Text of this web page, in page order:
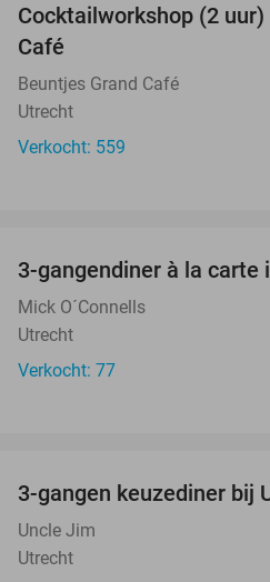
Cocktailworkshop (2
Café
Beuntjes Grand Café
Utrecht
Verkocht: 559
3-gangendiner à la carte
Mick O´Connells
Utrecht
Verkocht: 77
3-gangen keuzediner bij
Uncle Jim
Utrecht